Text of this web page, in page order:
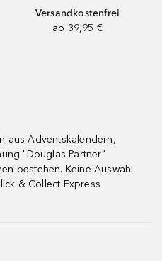
Versandkostenfrei
ab 39,95 €
aus Adventskalendern,
"Douglas Partner"
bestehen. Keine Auswahl
& Collect Express